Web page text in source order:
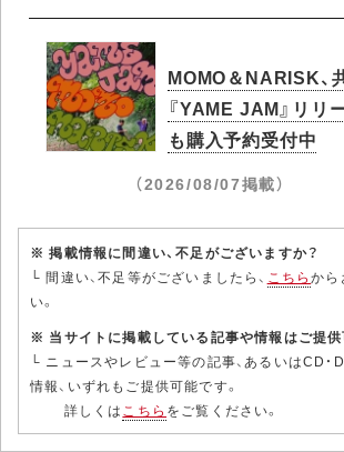
MOMO＆NARISK、
『YAME JAM』リ
も購入予約受付中
（2026/08/07掲載）
※ 掲載情報に間違い、不足がございますか？
└ 間違い、不足等がございましたら、 こちらから
い。
※ 当サイトに掲載している記事や情報はご提供
└ ニュースやレビュー等の記事、あるいはCD・
情報、いずれもご提供可能です。
詳しくはこちら をご覧ください。